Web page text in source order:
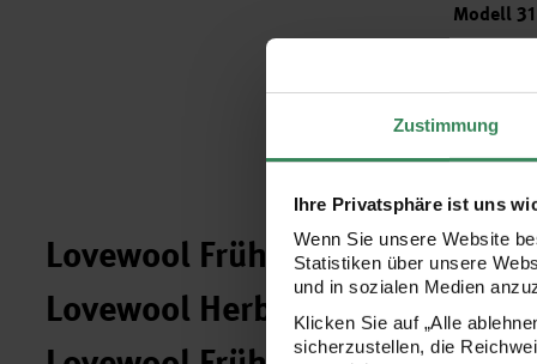
Zustimmung
Ihre Privatsphäre ist uns
Wenn Sie unsere Website
Statistiken über unsere
und in sozialen Medien
Klicken Sie auf „Alle
sicherzustellen, die
Modell 31
Lovewool Frühling / Sommer
Lovewool Herbst / Winter